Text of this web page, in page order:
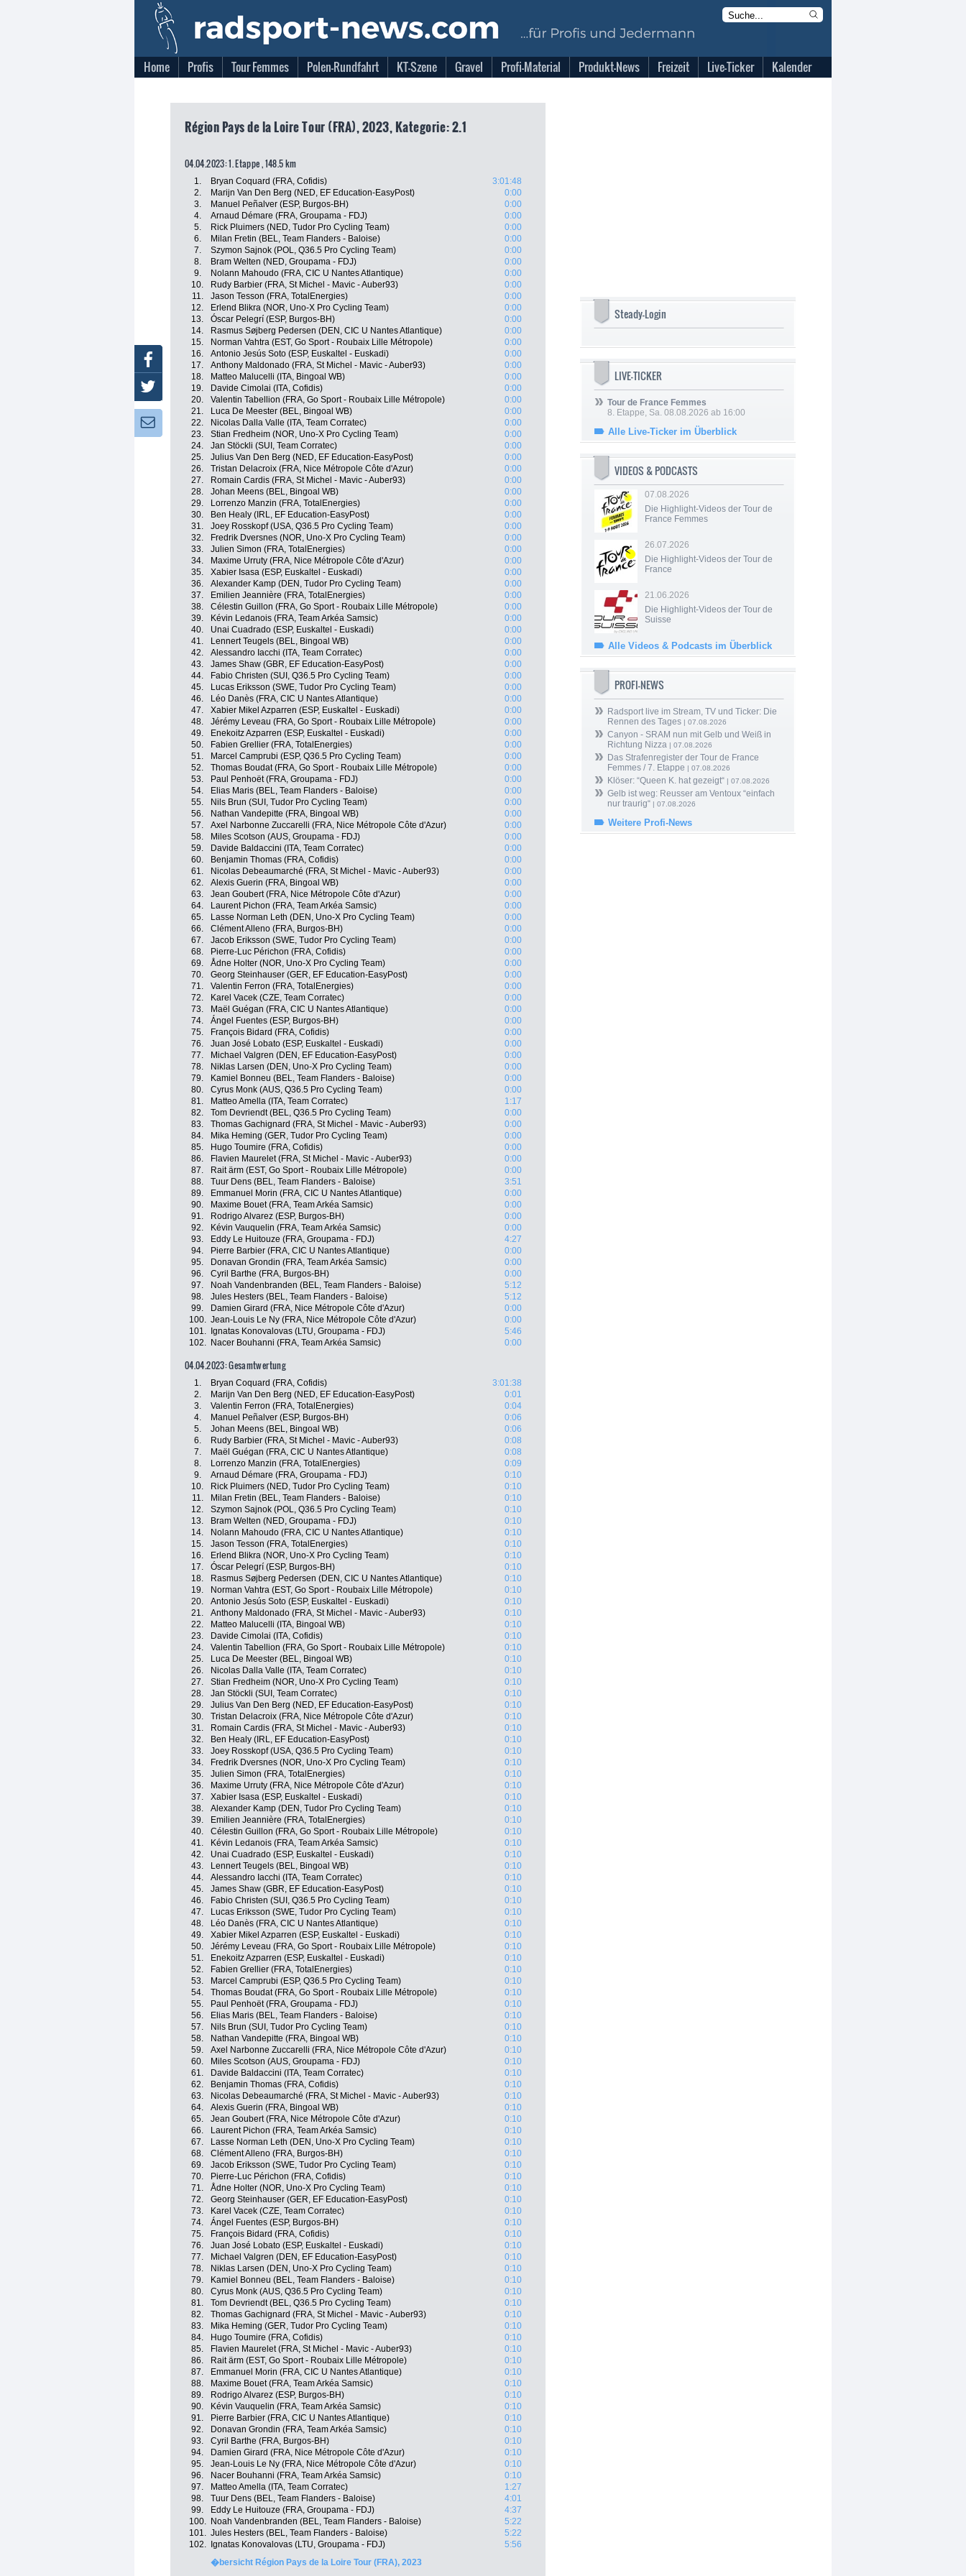
Home Profis Tour Femmes Polen-Rundfahrt KT-Szene Gravel Profi-Material Produkt-News Freizeit Live-Ticker Kalender
Région Pays de la Loire Tour (FRA), 2023, Kategorie: 2.1
04.04.2023: 1. Etappe , 148.5 km
1. Bryan Coquard (FRA, Cofidis)
3:01:48
2.
Marijn Van Den Berg (NED, EF Education-EasyPost)
0:00
3.
Manuel Peñalver (ESP, Burgos-BH)
0:00
4.
Arnaud Démare (FRA, Groupama - FDJ)
0:00
5.
Rick Pluimers (NED, Tudor Pro Cycling Team)
0:00
6.
Milan Fretin (BEL, Team Flanders - Baloise)
0:00
7.
Szymon Sajnok (POL, Q36.5 Pro Cycling Team)
0:00
8.
Bram Welten (NED, Groupama - FDJ)
0:00
9.
Nolann Mahoudo (FRA, CIC U Nantes Atlantique)
0:00
10.
Rudy Barbier (FRA, St Michel - Mavic - Auber93)
0:00
11.
Jason Tesson (FRA, TotalEnergies)
0:00
12.
Erlend Blikra (NOR, Uno-X Pro Cycling Team)
0:00
13.
Óscar Pelegrí (ESP, Burgos-BH)
0:00
14.
Rasmus Søjberg Pedersen (DEN, CIC U Nantes Atlantique)
0:00
15.
Norman Vahtra (EST, Go Sport - Roubaix Lille Métropole)
0:00
16.
Antonio Jesús Soto (ESP, Euskaltel - Euskadi)
0:00
17.
Anthony Maldonado (FRA, St Michel - Mavic - Auber93)
0:00
18.
Matteo Malucelli (ITA, Bingoal WB)
0:00
19.
Davide Cimolai (ITA, Cofidis)
0:00
20.
Valentin Tabellion (FRA, Go Sport - Roubaix Lille Métropole)
0:00
21.
Luca De Meester (BEL, Bingoal WB)
0:00
22.
Nicolas Dalla Valle (ITA, Team Corratec)
0:00
23.
Stian Fredheim (NOR, Uno-X Pro Cycling Team)
0:00
24.
Jan Stöckli (SUI, Team Corratec)
0:00
25.
Julius Van Den Berg (NED, EF Education-EasyPost)
0:00
26.
Tristan Delacroix (FRA, Nice Métropole Côte d'Azur)
0:00
27.
Romain Cardis (FRA, St Michel - Mavic - Auber93)
0:00
28.
Johan Meens (BEL, Bingoal WB)
0:00
29.
Lorrenzo Manzin (FRA, TotalEnergies)
0:00
30.
Ben Healy (IRL, EF Education-EasyPost)
0:00
31.
Joey Rosskopf (USA, Q36.5 Pro Cycling Team)
0:00
32.
Fredrik Dversnes (NOR, Uno-X Pro Cycling Team)
0:00
33.
Julien Simon (FRA, TotalEnergies)
0:00
34.
Maxime Urruty (FRA, Nice Métropole Côte d'Azur)
0:00
35.
Xabier Isasa (ESP, Euskaltel - Euskadi)
0:00
36.
Alexander Kamp (DEN, Tudor Pro Cycling Team)
0:00
37.
Emilien Jeannière (FRA, TotalEnergies)
0:00
38.
Célestin Guillon (FRA, Go Sport - Roubaix Lille Métropole)
0:00
39.
Kévin Ledanois (FRA, Team Arkéa Samsic)
0:00
40.
Unai Cuadrado (ESP, Euskaltel - Euskadi)
0:00
41.
Lennert Teugels (BEL, Bingoal WB)
0:00
42.
Alessandro Iacchi (ITA, Team Corratec)
0:00
43.
James Shaw (GBR, EF Education-EasyPost)
0:00
44.
Fabio Christen (SUI, Q36.5 Pro Cycling Team)
0:00
45.
Lucas Eriksson (SWE, Tudor Pro Cycling Team)
0:00
46.
Léo Danès (FRA, CIC U Nantes Atlantique)
0:00
47.
Xabier Mikel Azparren (ESP, Euskaltel - Euskadi)
0:00
48.
Jérémy Leveau (FRA, Go Sport - Roubaix Lille Métropole)
0:00
49.
Enekoitz Azparren (ESP, Euskaltel - Euskadi)
0:00
50.
Fabien Grellier (FRA, TotalEnergies)
0:00
51.
Marcel Camprubi (ESP, Q36.5 Pro Cycling Team)
0:00
52.
Thomas Boudat (FRA, Go Sport - Roubaix Lille Métropole)
0:00
53.
Paul Penhoët (FRA, Groupama - FDJ)
0:00
54.
Elias Maris (BEL, Team Flanders - Baloise)
0:00
55.
Nils Brun (SUI, Tudor Pro Cycling Team)
0:00
56.
Nathan Vandepitte (FRA, Bingoal WB)
0:00
57.
Axel Narbonne Zuccarelli (FRA, Nice Métropole Côte d'Azur)
0:00
58.
Miles Scotson (AUS, Groupama - FDJ)
0:00
59.
Davide Baldaccini (ITA, Team Corratec)
0:00
60.
Benjamin Thomas (FRA, Cofidis)
0:00
61.
Nicolas Debeaumarché (FRA, St Michel - Mavic - Auber93)
0:00
62.
Alexis Guerin (FRA, Bingoal WB)
0:00
63.
Jean Goubert (FRA, Nice Métropole Côte d'Azur)
0:00
64.
Laurent Pichon (FRA, Team Arkéa Samsic)
0:00
65.
Lasse Norman Leth (DEN, Uno-X Pro Cycling Team)
0:00
66.
Clément Alleno (FRA, Burgos-BH)
0:00
67.
Jacob Eriksson (SWE, Tudor Pro Cycling Team)
0:00
68.
Pierre-Luc Périchon (FRA, Cofidis)
0:00
69.
Ådne Holter (NOR, Uno-X Pro Cycling Team)
0:00
70.
Georg Steinhauser (GER, EF Education-EasyPost)
0:00
71.
Valentin Ferron (FRA, TotalEnergies)
0:00
72.
Karel Vacek (CZE, Team Corratec)
0:00
73.
Maël Guégan (FRA, CIC U Nantes Atlantique)
0:00
74.
Ángel Fuentes (ESP, Burgos-BH)
0:00
75.
François Bidard (FRA, Cofidis)
0:00
76.
Juan José Lobato (ESP, Euskaltel - Euskadi)
0:00
77.
Michael Valgren (DEN, EF Education-EasyPost)
0:00
78.
Niklas Larsen (DEN, Uno-X Pro Cycling Team)
0:00
79.
Kamiel Bonneu (BEL, Team Flanders - Baloise)
0:00
80.
Cyrus Monk (AUS, Q36.5 Pro Cycling Team)
0:00
81.
Matteo Amella (ITA, Team Corratec)
1:17
82.
Tom Devriendt (BEL, Q36.5 Pro Cycling Team)
0:00
83.
Thomas Gachignard (FRA, St Michel - Mavic - Auber93)
0:00
84.
Mika Heming (GER, Tudor Pro Cycling Team)
0:00
85.
Hugo Toumire (FRA, Cofidis)
0:00
86.
Flavien Maurelet (FRA, St Michel - Mavic - Auber93)
0:00
87.
Rait ärm (EST, Go Sport - Roubaix Lille Métropole)
0:00
88.
Tuur Dens (BEL, Team Flanders - Baloise)
3:51
89.
Emmanuel Morin (FRA, CIC U Nantes Atlantique)
0:00
90.
Maxime Bouet (FRA, Team Arkéa Samsic)
0:00
91.
Rodrigo Alvarez (ESP, Burgos-BH)
0:00
92.
Kévin Vauquelin (FRA, Team Arkéa Samsic)
0:00
93.
Eddy Le Huitouze (FRA, Groupama - FDJ)
4:27
94.
Pierre Barbier (FRA, CIC U Nantes Atlantique)
0:00
95.
Donavan Grondin (FRA, Team Arkéa Samsic)
0:00
96.
Cyril Barthe (FRA, Burgos-BH)
0:00
97.
Noah Vandenbranden (BEL, Team Flanders - Baloise)
5:12
98.
Jules Hesters (BEL, Team Flanders - Baloise)
5:12
99.
Damien Girard (FRA, Nice Métropole Côte d'Azur)
0:00
100. Jean-Louis Le Ny (FRA, Nice Métropole Côte d'Azur)
0:00
101.
Ignatas Konovalovas (LTU, Groupama - FDJ)
5:46
102.
Nacer Bouhanni (FRA, Team Arkéa Samsic) 0:00
04.04.2023: Gesamtwertung
1. Bryan Coquard (FRA, Cofidis)
3:01:38
2.
Marijn Van Den Berg (NED, EF Education-EasyPost)
0:01
3.
Valentin Ferron (FRA, TotalEnergies)
0:04
4.
Manuel Peñalver (ESP, Burgos-BH)
0:06
5.
Johan Meens (BEL, Bingoal WB)
0:06
6.
Rudy Barbier (FRA, St Michel - Mavic - Auber93)
0:08
7.
Maël Guégan (FRA, CIC U Nantes Atlantique)
0:08
8.
Lorrenzo Manzin (FRA, TotalEnergies)
0:09
9.
Arnaud Démare (FRA, Groupama - FDJ)
0:10
10.
Rick Pluimers (NED, Tudor Pro Cycling Team)
0:10
11.
Milan Fretin (BEL, Team Flanders - Baloise)
0:10
12.
Szymon Sajnok (POL, Q36.5 Pro Cycling Team)
0:10
13.
Bram Welten (NED, Groupama - FDJ)
0:10
14.
Nolann Mahoudo (FRA, CIC U Nantes Atlantique)
0:10
15.
Jason Tesson (FRA, TotalEnergies)
0:10
16.
Erlend Blikra (NOR, Uno-X Pro Cycling Team)
0:10
17.
Óscar Pelegrí (ESP, Burgos-BH)
0:10
18.
Rasmus Søjberg Pedersen (DEN, CIC U Nantes Atlantique)
0:10
19.
Norman Vahtra (EST, Go Sport - Roubaix Lille Métropole)
0:10
20.
Antonio Jesús Soto (ESP, Euskaltel - Euskadi)
0:10
21.
Anthony Maldonado (FRA, St Michel - Mavic - Auber93)
0:10
22.
Matteo Malucelli (ITA, Bingoal WB)
0:10
23.
Davide Cimolai (ITA, Cofidis)
0:10
24.
Valentin Tabellion (FRA, Go Sport - Roubaix Lille Métropole)
0:10
25.
Luca De Meester (BEL, Bingoal WB)
0:10
26.
Nicolas Dalla Valle (ITA, Team Corratec)
0:10
27.
Stian Fredheim (NOR, Uno-X Pro Cycling Team)
0:10
28.
Jan Stöckli (SUI, Team Corratec)
0:10
29.
Julius Van Den Berg (NED, EF Education-EasyPost)
0:10
30.
Tristan Delacroix (FRA, Nice Métropole Côte d'Azur)
0:10
31.
Romain Cardis (FRA, St Michel - Mavic - Auber93)
0:10
32.
Ben Healy (IRL, EF Education-EasyPost)
0:10
33.
Joey Rosskopf (USA, Q36.5 Pro Cycling Team)
0:10
34.
Fredrik Dversnes (NOR, Uno-X Pro Cycling Team)
0:10
35.
Julien Simon (FRA, TotalEnergies)
0:10
36.
Maxime Urruty (FRA, Nice Métropole Côte d'Azur)
0:10
37.
Xabier Isasa (ESP, Euskaltel - Euskadi)
0:10
38.
Alexander Kamp (DEN, Tudor Pro Cycling Team)
0:10
39.
Emilien Jeannière (FRA, TotalEnergies)
0:10
40.
Célestin Guillon (FRA, Go Sport - Roubaix Lille Métropole)
0:10
41.
Kévin Ledanois (FRA, Team Arkéa Samsic)
0:10
42.
Unai Cuadrado (ESP, Euskaltel - Euskadi)
0:10
43.
Lennert Teugels (BEL, Bingoal WB)
0:10
44.
Alessandro Iacchi (ITA, Team Corratec)
0:10
45.
James Shaw (GBR, EF Education-EasyPost)
0:10
46.
Fabio Christen (SUI, Q36.5 Pro Cycling Team)
0:10
47.
Lucas Eriksson (SWE, Tudor Pro Cycling Team)
0:10
48.
Léo Danès (FRA, CIC U Nantes Atlantique)
0:10
49.
Xabier Mikel Azparren (ESP, Euskaltel - Euskadi)
0:10
50.
Jérémy Leveau (FRA, Go Sport - Roubaix Lille Métropole)
0:10
51.
Enekoitz Azparren (ESP, Euskaltel - Euskadi)
0:10
52.
Fabien Grellier (FRA, TotalEnergies)
0:10
53.
Marcel Camprubi (ESP, Q36.5 Pro Cycling Team)
0:10
54.
Thomas Boudat (FRA, Go Sport - Roubaix Lille Métropole)
0:10
55.
Paul Penhoët (FRA, Groupama - FDJ)
0:10
56.
Elias Maris (BEL, Team Flanders - Baloise)
0:10
57.
Nils Brun (SUI, Tudor Pro Cycling Team)
0:10
58.
Nathan Vandepitte (FRA, Bingoal WB)
0:10
59.
Axel Narbonne Zuccarelli (FRA, Nice Métropole Côte d'Azur)
0:10
60.
Miles Scotson (AUS, Groupama - FDJ)
0:10
61.
Davide Baldaccini (ITA, Team Corratec)
0:10
62.
Benjamin Thomas (FRA, Cofidis)
0:10
63.
Nicolas Debeaumarché (FRA, St Michel - Mavic - Auber93)
0:10
64.
Alexis Guerin (FRA, Bingoal WB)
0:10
65.
Jean Goubert (FRA, Nice Métropole Côte d'Azur)
0:10
66.
Laurent Pichon (FRA, Team Arkéa Samsic)
0:10
67.
Lasse Norman Leth (DEN, Uno-X Pro Cycling Team)
0:10
68.
Clément Alleno (FRA, Burgos-BH)
0:10
69.
Jacob Eriksson (SWE, Tudor Pro Cycling Team)
0:10
70.
Pierre-Luc Périchon (FRA, Cofidis)
0:10
71.
Ådne Holter (NOR, Uno-X Pro Cycling Team)
0:10
72.
Georg Steinhauser (GER, EF Education-EasyPost)
0:10
73.
Karel Vacek (CZE, Team Corratec)
0:10
74.
Ángel Fuentes (ESP, Burgos-BH)
0:10
75.
François Bidard (FRA, Cofidis)
0:10
76.
Juan José Lobato (ESP, Euskaltel - Euskadi)
0:10
77.
Michael Valgren (DEN, EF Education-EasyPost)
0:10
78.
Niklas Larsen (DEN, Uno-X Pro Cycling Team)
0:10
79.
Kamiel Bonneu (BEL, Team Flanders - Baloise)
0:10
80.
Cyrus Monk (AUS, Q36.5 Pro Cycling Team)
0:10
81.
Tom Devriendt (BEL, Q36.5 Pro Cycling Team)
0:10
82.
Thomas Gachignard (FRA, St Michel - Mavic - Auber93)
0:10
83.
Mika Heming (GER, Tudor Pro Cycling Team)
0:10
84.
Hugo Toumire (FRA, Cofidis)
0:10
85.
Flavien Maurelet (FRA, St Michel - Mavic - Auber93)
0:10
86.
Rait ärm (EST, Go Sport - Roubaix Lille Métropole)
0:10
87.
Emmanuel Morin (FRA, CIC U Nantes Atlantique)
0:10
88.
Maxime Bouet (FRA, Team Arkéa Samsic)
0:10
89.
Rodrigo Alvarez (ESP, Burgos-BH)
0:10
90.
Kévin Vauquelin (FRA, Team Arkéa Samsic)
0:10
91.
Pierre Barbier (FRA, CIC U Nantes Atlantique)
0:10
92.
Donavan Grondin (FRA, Team Arkéa Samsic)
0:10
93.
Cyril Barthe (FRA, Burgos-BH)
0:10
94.
Damien Girard (FRA, Nice Métropole Côte d'Azur)
0:10
95.
Jean-Louis Le Ny (FRA, Nice Métropole Côte d'Azur)
0:10
96.
Nacer Bouhanni (FRA, Team Arkéa Samsic)
0:10
97.
Matteo Amella (ITA, Team Corratec)
1:27
98.
Tuur Dens (BEL, Team Flanders - Baloise)
4:01
99.
Eddy Le Huitouze (FRA, Groupama - FDJ)
4:37
100.
Noah Vandenbranden (BEL, Team Flanders - Baloise)
5:22
101. Jules Hesters (BEL, Team Flanders - Baloise)
5:22
102.
Ignatas Konovalovas (LTU, Groupama - FDJ)
5:56
�bersicht Région Pays de la Loire Tour (FRA), 2023
Steady-Login
LIVE-TICKER
Tour de France Femmes
8. Etappe, Sa. 08.08.2026 ab 16:00
Alle Live-Ticker im Überblick
VIDEOS & PODCASTS
07.08.2026
Die Highlight-Videos der Tour de
France Femmes
26.07.2026
Die Highlight-Videos der Tour de
France
21.06.2026
Die Highlight-Videos der Tour de
Suisse
Alle Videos & Podcasts im Überblick
PROFI-NEWS
Radsport live im Stream, TV und Ticker: Die
Rennen des Tages | 07.08.2026
Canyon - SRAM nun mit Gelb und Weiß in
Richtung Nizza | 07.08.2026
Das Strafenregister der Tour de France
Femmes / 7. Etappe | 07.08.2026
Klöser: “Queen K. hat gezeigt“ | 07.08.2026
Gelb ist weg: Reusser am Ventoux “einfach
nur traurig“ | 07.08.2026
Weitere Profi-News
Facebook
Twitter
Newsletter: